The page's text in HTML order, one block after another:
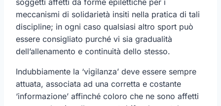
meccanismi di solidarietà insiti nella pratica di tali
discipline; in ogni caso qualsiasi altro sport può
essere consigliato purché vi sia gradualità
dell’allenamento e continuità dello stesso.
Indubbiamente la ‘vigilanza’ deve essere sempre
attuata, associata ad una corretta e costante
‘informazione’ affinché coloro che ne sono affetti